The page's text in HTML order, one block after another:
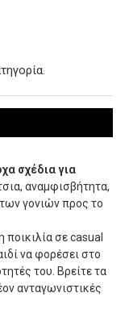
σχέδια για
αναμφισβήτητα,
γονιών προς το
ποικιλία σε casual
να φορέσει στο
του. Βρείτε τα
ανταγωνιστικές